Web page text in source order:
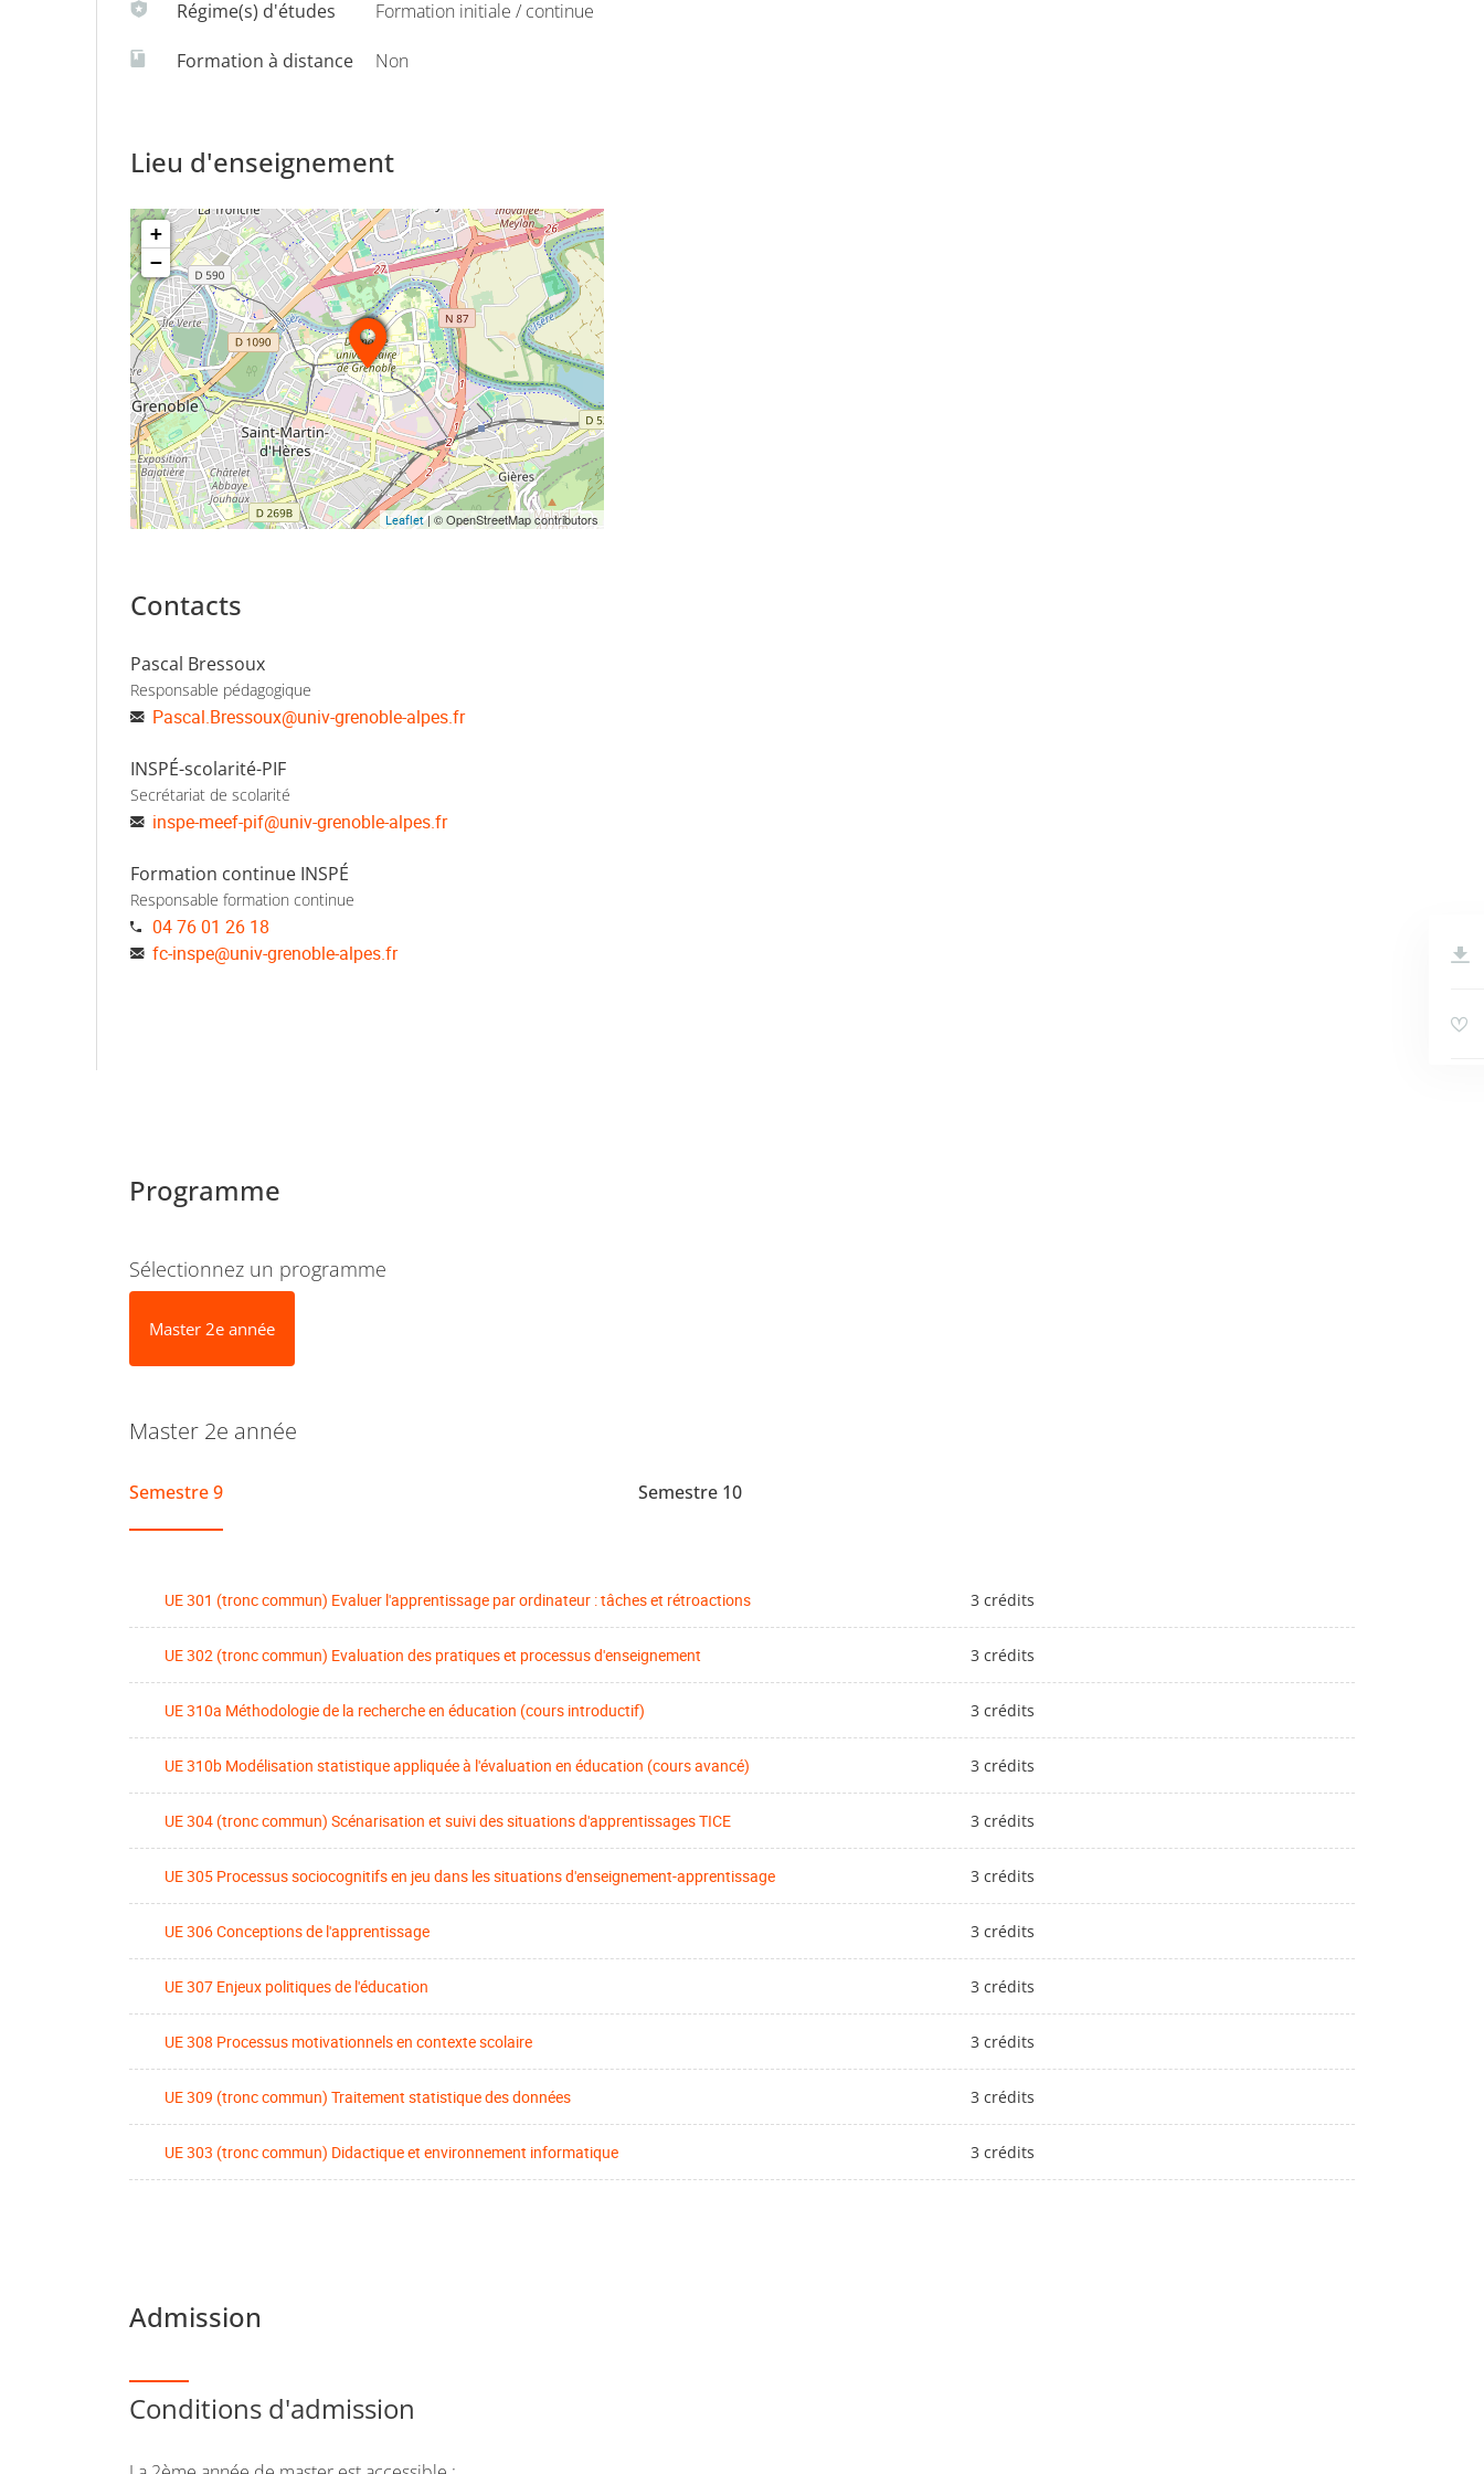
Régime(s) d'études Formation initiale / continue
Formation à distance Non
Lieu d'enseignement
+
−
Leaflet| © OpenStreetMap contributors
Contacts
Pascal Bressoux
Responsable pédagogique
Pascal.Bressoux@univ-grenoble-alpes.fr
INSPÉ-scolarité-PIF
Secrétariat de scolarité
inspe-meef-pif@univ-grenoble-alpes.fr
Formation continue INSPÉ
Responsable formation continue
04 76 01 26 18
fc-inspe@univ-grenoble-alpes.fr
Programme
Sélectionnez un programme
Master 2e année
Master 2e année
Semestre 9 Semestre 10
UE 301 (tronc commun) Evaluer l'apprentissage par ordinateur : tâches et rétroactions 3 crédits
UE 302 (tronc commun) Evaluation des pratiques et processus d'enseignement 3 crédits
UE 310a Méthodologie de la recherche en éducation (cours introductif) 3 crédits
UE 310b Modélisation statistique appliquée à l'évaluation en éducation (cours avancé) 3 crédits
UE 304 (tronc commun) Scénarisation et suivi des situations d'apprentissages TICE 3 crédits
UE 305 Processus sociocognitifs en jeu dans les situations d'enseignement-apprentissage 3 crédits
UE 306 Conceptions de l'apprentissage 3 crédits
UE 307 Enjeux politiques de l'éducation 3 crédits
UE 308 Processus motivationnels en contexte scolaire 3 crédits
UE 309 (tronc commun) Traitement statistique des données 3 crédits
UE 303 (tronc commun) Didactique et environnement informatique 3 crédits
Admission
Conditions d'admission